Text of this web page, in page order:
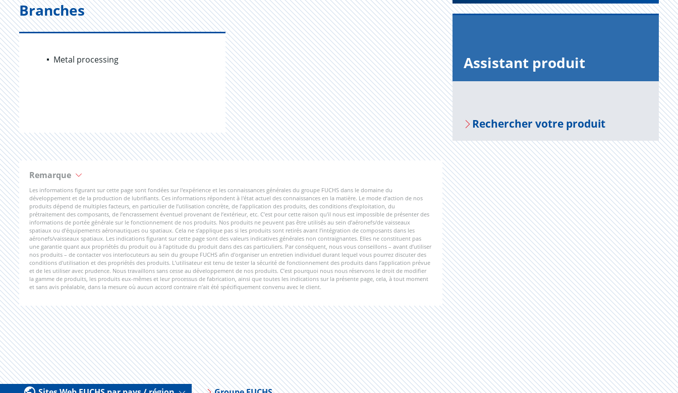
Branches
Metal processing
Remarque
Les informations figurant sur cette page sont fondées sur l'expérience et les connaissances générales du groupe FUCHS dans le domaine du
développement et de la production de lubrifiants. Ces informations répondent à l'état actuel des connaissances en la matière. Le mode d’action de nos
produits dépend de multiples facteurs, en particulier de l’utilisation concrète, de l’application des produits, des conditions d’exploitation, du
prétraitement des composants, de l’encrassement éventuel provenant de l’extérieur, etc. C’est pour cette raison qu'il nous est impossible de présenter des
informations de portée générale sur le fonctionnement de nos produits. Nos produits ne peuvent pas être utilisés au sein d’aéronefs/de vaisseaux
spatiaux ou d’équipements aéronautiques ou spatiaux. Cela ne s’applique pas si les produits sont retirés avant l’intégration de composants dans les
aéronefs/vaisseaux spatiaux. Les indications figurant sur cette page sont des valeurs indicatives générales non contraignantes. Elles ne constituent pas
une garantie quant aux propriétés du produit ou à l’aptitude du produit dans des cas particuliers. Par conséquent, nous vous conseillons – avant d’utiliser
nos produits – de contacter vos interlocuteurs au sein du groupe FUCHS afin d'organiser un entretien individuel durant lequel vous pourrez discuter des
conditions d'utilisation et des propriétés des produits. L’utilisateur est tenu de tester la sécurité de fonctionnement des produits dans l’application prévue
et de les utiliser avec prudence. Nous travaillons sans cesse au développement de nos produits. C’est pourquoi nous nous réservons le droit de modifier
la gamme de produits, les produits eux-mêmes et leur processus de fabrication, ainsi que toutes les indications sur la présente page, cela, à tout moment
et sans avis préalable, dans la mesure où aucun accord contraire n’ait été spécifiquement convenu avec le client.
Assis­tant pro­duit
Recher­cher votre pro­duit